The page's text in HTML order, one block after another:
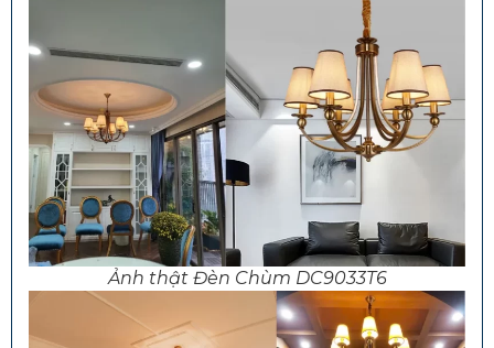
Ảnh thật Đèn Chùm DC9033T6